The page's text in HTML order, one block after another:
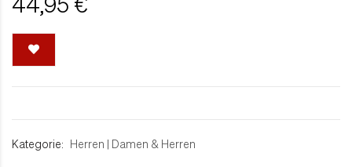
Kategorie: Herren | Damen & Herren